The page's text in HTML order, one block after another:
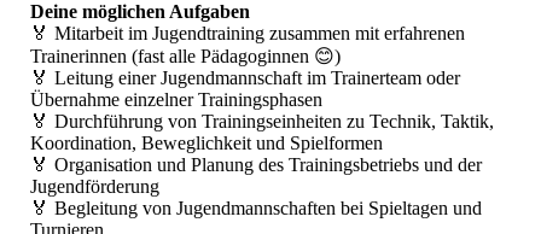
Deine möglichen Aufgaben
🏅 Mitarbeit im Jugendtraining zusammen mit erfahrenen
Trainerinnen (fast alle Pädagoginnen 😊)
🏅 Leitung einer Jugendmannschaft im Trainerteam oder
Übernahme einzelner Trainingsphasen
🏅 Durchführung von Trainingseinheiten zu Technik, Taktik,
Koordination, Beweglichkeit und Spielformen
🏅 Organisation und Planung des Trainingsbetriebs und der
Jugendförderung
🏅 Begleitung von Jugendmannschaften bei Spieltagen und